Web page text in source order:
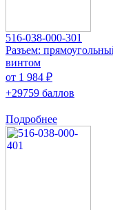
516-038-000-301
Разъем:
винтом
от 1 984 ₽
+29759 баллов
Подробнее